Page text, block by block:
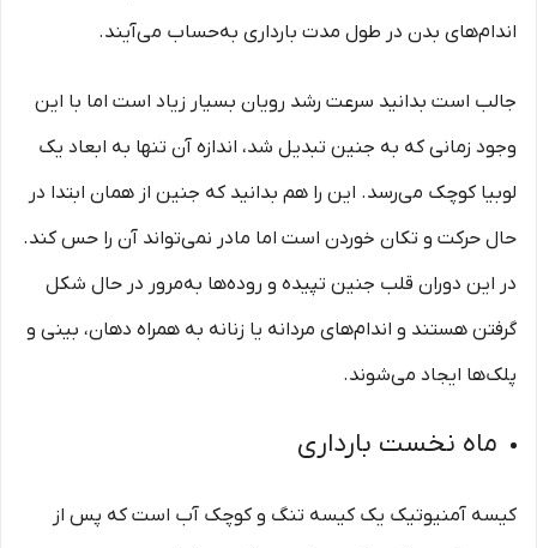
اندام‌های بدن در طول مدت بارداری به‌حساب می‌آیند.
جالب است بدانید سرعت رشد رویان بسیار زیاد است اما با این‌
وجود زمانی که به جنین تبدیل شد، اندازه آن تنها به ابعاد یک
لوبیا کوچک می‌رسد. این را هم بدانید که جنین از همان ابتدا در
حال حرکت و تکان خوردن است اما مادر نمی‌تواند آن را حس کند.
در این دوران قلب جنین تپیده و روده‌ها به‌مرور در حال شکل
گرفتن هستند و اندام‌های مردانه یا زنانه به همراه دهان، بینی و
پلک‌ها ایجاد می‌شوند.
ماه نخست بارداری
کیسه آمنیوتیک یک کیسه تنگ و کوچک آب است که پس از